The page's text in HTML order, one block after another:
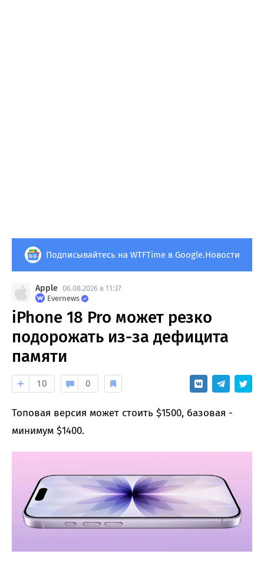
Подписывайтесь на WTFTime в Google.Новости
Apple 06.08.2026 в 11:37
Evernews
iPhone 18 Pro может резко
подорожать из-за дефицита
памяти
10 0
Топовая версия может стоить $1500, базовая -
минимум $1400.